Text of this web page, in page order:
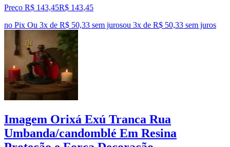
Preço R$ 143,45R$ 143,45
no Pix Ou 3x de R$ 50,33 sem jurosou 3x de R$ 50,33 sem juros
Imagem Orixá Exú Tranca Rua
Umbanda/candomblé Em Resina